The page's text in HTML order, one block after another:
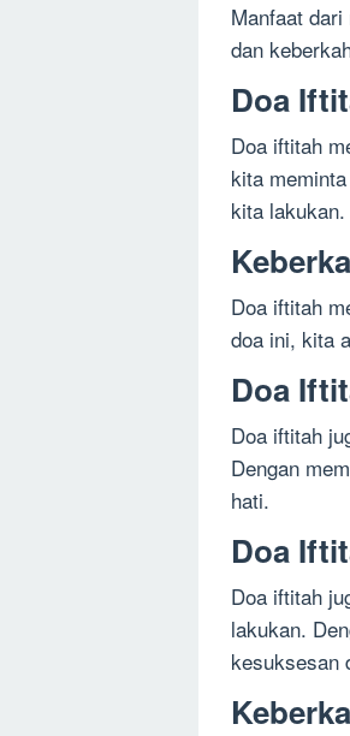
Manfaat
dan
Doa
Doa iftitah
kita
kita lakukan.
Doa iftitah
doa ini, kita
Doa
Doa iftitah
Dengan
hati.
Doa
Doa iftitah
lakukan.
kesuksesan